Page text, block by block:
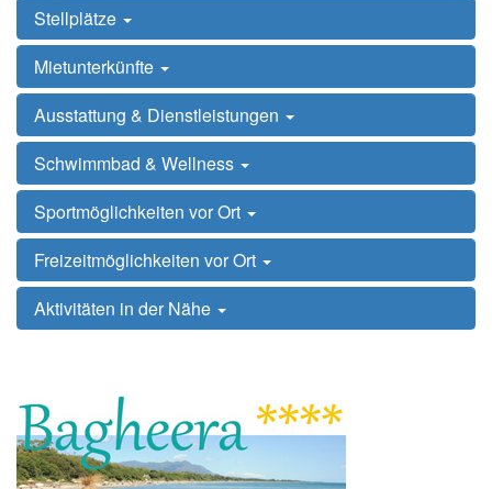
Stellplätze
Mietunterkünfte
Ausstattung & Dienstleistungen
Schwimmbad & Wellness
Sportmöglichkeiten vor Ort
Freizeitmöglichkeiten vor Ort
Aktivitäten in der Nähe